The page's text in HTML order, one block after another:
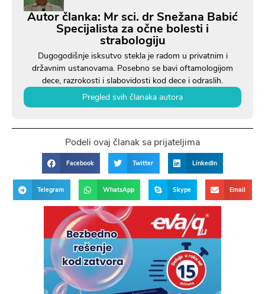
Autor članka: Mr sci. dr Snežana Babić
Specijalista za očne bolesti i
strabologiju
Dugogodišnje isksutvo stekla je radom u privatnim i
državnim ustanovama. Posebno se bavi oftamologijom
dece, razrokosti i slabovidosti kod dece i odraslih.
Pregled svih članaka autora
Podeli ovaj članak sa prijateljima
Facebook Twitter LinkedIn
Telegram WhatsApp Skype Email